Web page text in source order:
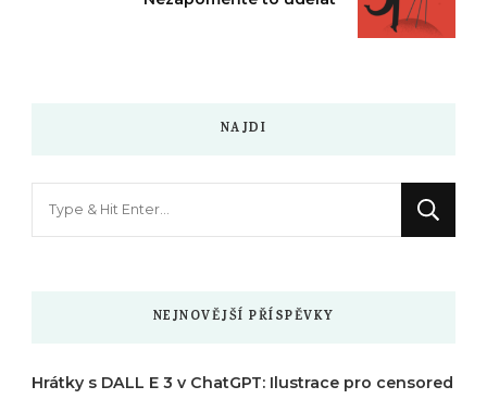
NAJDI
NEJNOVĚJŠÍ PŘÍSPĚVKY
Hrátky s DALL E 3 v ChatGPT: Ilustrace pro censored